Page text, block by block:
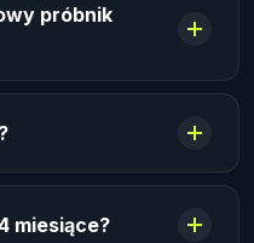
próbnik
miesiące?